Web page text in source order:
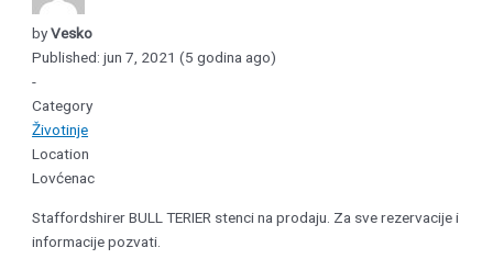
byVesko
Published: jun 7, 2021 (5 godina ago)
-
Category
Životinje
Location
Lovćenac
Staffordshirer BULL TERIER stenci na prodaju. Za sve rezervacije i
informacije pozvati.